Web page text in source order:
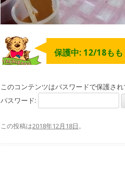
保護中: 12/18もも
このコンテンツはパスワードで保護さ
パスワード:
この投稿は2018年12月18日。